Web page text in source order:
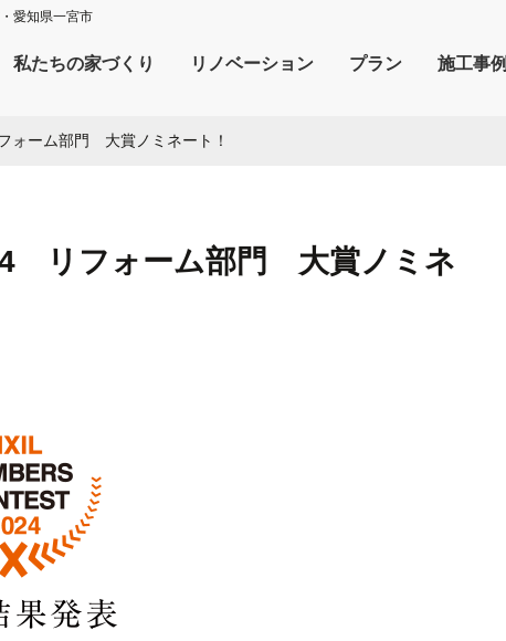
愛知県一宮市
私たちの家づくり リノベーション プラン 施工事例
ォーム部門 大賞ノミネート！
リフォーム部門 大賞ノミネ